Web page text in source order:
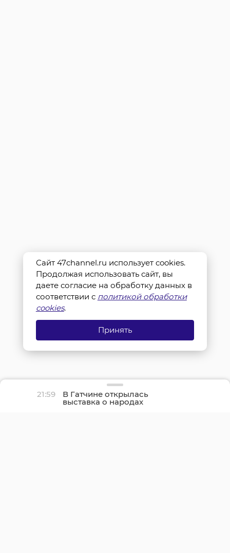
21:59 В Гатчине открылась
выставка о народах
Севера и ледоколе
Сайт 47channel.ru использует cookies.
Продолжая использовать сайт, вы
даете согласие на обработку данных в
соответствии с политикой обработки
cookies.
Принять